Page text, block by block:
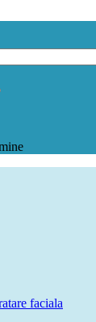
faciala